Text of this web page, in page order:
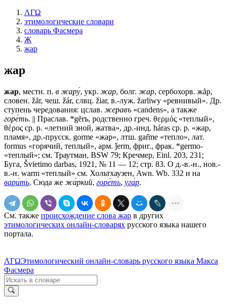
ΛΓΩ
этимологические словари
словарь Фасмера
Ж
жар
жар
жар, местн. п. в жару́, укр. жар, болг. жар, сербохорв. жȃр,
словен. žȃr, чеш. žár, слвц. žiar, в.-луж. žarliwy «ревнивый». Др.
ступень чередования: цслав. жеравъ «candens», а также
горе́ть. || Праслав. *gērъ, родственно греч. θερμός «теплый»,
θέρος ср. р. «летний зной, жатва», др.-инд. háras ср. р. «жар,
пламя», др.-прусск. gorme «жар», лтш. gar̂me «тепло», лат.
formus «горячий, теплый», арм. ǰerm, фриг., фрак. *germo-
«теплый»; см. Траутман, BSW 79; Кречмер, Einl. 203, 231;
Буга, Švietimo darbas, 1921, № 11 — 12; стр. 83. О д.-в.-н., нов.-
в.-н. warm «теплый» см. Хольтхаузен, Awn. Wb. 332 и на
вари́ть. Сюда же жа́ркий, горе́ть, уга́р.
См. также происхождение слова жар в других
этимологических онлайн-словарях русского языка нашего
портала.
ΛΓΩЭтимологический онлайн-словарь русского языка Макса
Фасмера